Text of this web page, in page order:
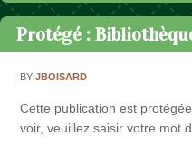
Passer au contenu
Protégé :
BYJBOISARD
Cette publication est
voir, veuillez saisir votre mot